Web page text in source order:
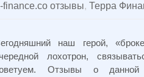
finance.co отзывы, Терра
наш герой,
лохотрон,
Отзывы о данной